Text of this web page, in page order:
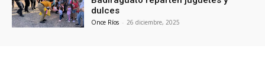
dulces
Once Ríos - 26 diciembre, 2025